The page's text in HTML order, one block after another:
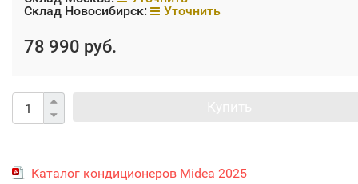
Склад Новосибирск:
Уточнить
78 990 руб.
Каталог кондиционеров Midea 2025